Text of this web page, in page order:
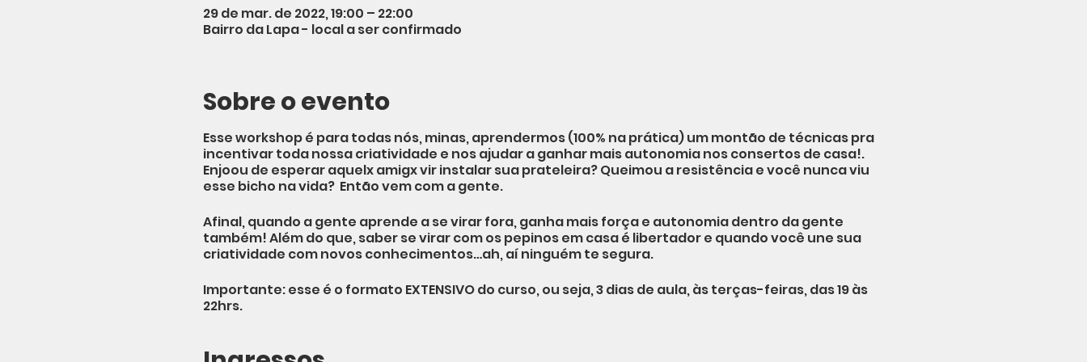
29 de mar. de 2022, 19:00 – 22:00
Bairro da Lapa - local a ser confirmado
Sobre o evento
Esse workshop é para todas nós, minas, aprendermos (100% na prática) um montão de técnicas pra
incentivar toda nossa criatividade e nos ajudar a ganhar mais autonomia nos consertos de casa!.
Enjoou de esperar aquelx amigx vir instalar sua prateleira? Queimou a resistência e você nunca viu
esse bicho na vida? Então vem com a gente.
Afinal, quando a gente aprende a se virar fora, ganha mais força e autonomia dentro da gente
também! Além do que, saber se virar com os pepinos em casa é libertador e quando você une sua
criatividade com novos conhecimentos…ah, aí ninguém te segura.
Importante: esse é o formato EXTENSIVO do curso, ou seja, 3 dias de aula, às terças-feiras, das 19 às
22hrs.